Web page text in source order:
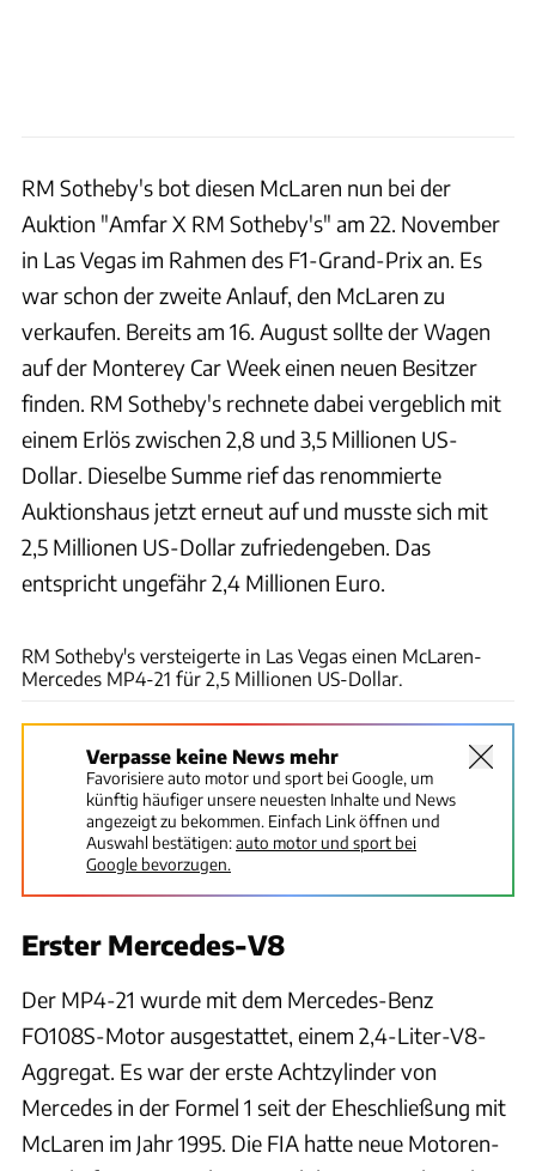
RM Sotheby's bot diesen McLaren nun bei der
Auktion "Amfar X RM Sotheby's" am 22. November
in Las Vegas im Rahmen des F1-Grand-Prix an. Es
war schon der zweite Anlauf, den McLaren zu
verkaufen. Bereits am 16. August sollte der Wagen
auf der Monterey Car Week einen neuen Besitzer
finden. RM Sotheby's rechnete dabei vergeblich mit
einem Erlös zwischen 2,8 und 3,5 Millionen US-
Dollar. Dieselbe Summe rief das renommierte
Auktionshaus jetzt erneut auf und musste sich mit
2,5 Millionen US-Dollar zufriedengeben. Das
entspricht ungefähr 2,4 Millionen Euro.
RM Sotheby's versteigerte in Las Vegas einen McLaren-
Mercedes MP4-21 für 2,5 Millionen US-Dollar.
Verpasse keine News mehr
Favorisiere auto motor und sport bei Google, um
künftig häufiger unsere neuesten Inhalte und News
angezeigt zu bekommen. Einfach Link öffnen und
Auswahl bestätigen:auto motor und sport bei
Google bevorzugen.
Erster Mercedes-V8
Der MP4-21 wurde mit dem Mercedes-Benz
FO108S-Motor ausgestattet, einem 2,4-Liter-V8-
Aggregat. Es war der erste Achtzylinder von
Mercedes in der Formel 1 seit der Eheschließung mit
McLaren im Jahr 1995. Die FIA hatte neue Motoren-